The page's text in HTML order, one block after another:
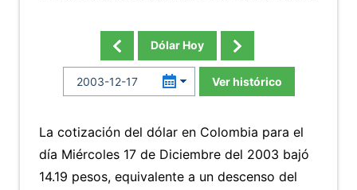
Dólar Hoy
Ver histórico
La cotización del dólar en Colombia para el
día Miércoles 17 de Diciembre del 2003 bajó
14.19 pesos, equivalente a un descenso del